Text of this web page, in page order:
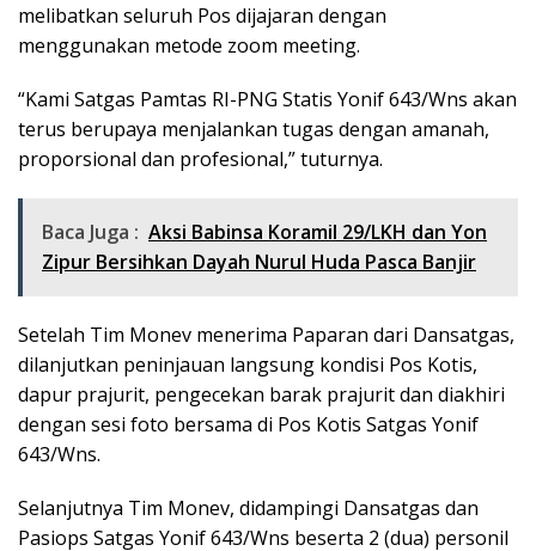
melibatkan seluruh Pos dijajaran dengan
menggunakan metode zoom meeting.
“Kami Satgas Pamtas RI-PNG Statis Yonif 643/Wns akan
terus berupaya menjalankan tugas dengan amanah,
proporsional dan profesional,” tuturnya.
Baca Juga : Aksi Babinsa Koramil 29/LKH dan Yon
Zipur Bersihkan Dayah Nurul Huda Pasca Banjir
Setelah Tim Monev menerima Paparan dari Dansatgas,
dilanjutkan peninjauan langsung kondisi Pos Kotis,
dapur prajurit, pengecekan barak prajurit dan diakhiri
dengan sesi foto bersama di Pos Kotis Satgas Yonif
643/Wns.
Selanjutnya Tim Monev, didampingi Dansatgas dan
Pasiops Satgas Yonif 643/Wns beserta 2 (dua) personil